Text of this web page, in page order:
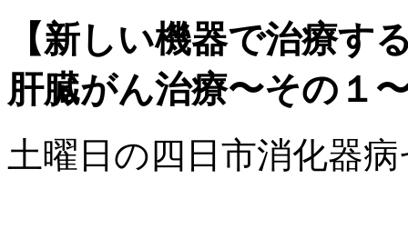
【新しい機器で治療す
肝臓がん治療〜その１
土曜日の四日市消化器